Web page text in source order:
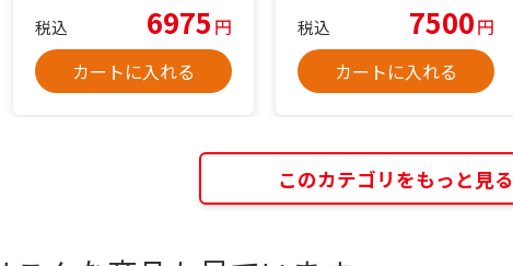
税込 6975 円
カートに入れる
税込 7500円
カートに入れる
このカテゴリをもっと見る